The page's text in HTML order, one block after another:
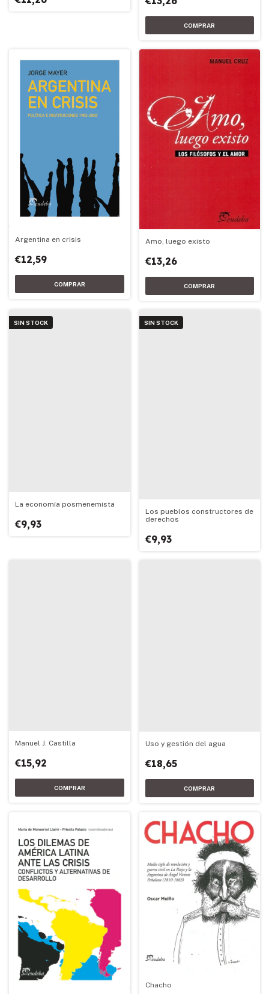
Argentina en crisis
€12,59
Amo, luego existo
€13,26
SIN STOCK
La economía posmenemista
€9,93
SIN STOCK
Los pueblos constructores de
derechos
€9,93
Manuel J. Castilla
€15,92
Uso y gestión del agua
€18,65
Chacho